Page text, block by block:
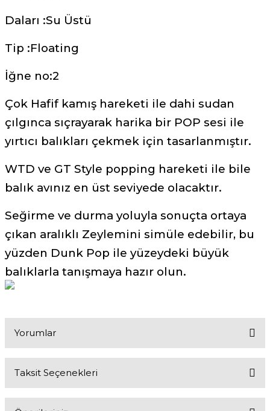
Daları :Su Üstü
Tip :Floating
İğne no:2
Çok Hafif kamış hareketi ile dahi sudan
çılgınca sıçrayarak harika bir POP sesi ile
yırtıcı balıkları çekmek için tasarlanmıştır.
WTD ve GT Style popping hareketi ile bile
balık avınız en üst seviyede olacaktır.
Seğirme ve durma yoluyla sonuçta ortaya
çıkan aralıklı Zeylemini simüle edebilir, bu
yüzden Dunk Pop ile yüzeydeki büyük
balıklarla tanışmaya hazır olun.
Yorumlar
Taksit Seçenekleri